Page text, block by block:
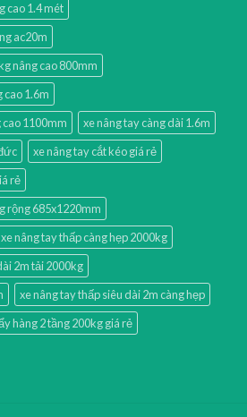
cao 1.4 mét
ac20m
nâng cao 800mm
cao 1.6m
cao 1100mm
xe nâng tay càng dài 1.6m
xe nâng tay cắt kéo giá rẻ
rẻ
rộng 685x1220mm
xe nâng tay thấp càng hẹp 2000kg
2m tải 2000kg
xe nâng tay thấp siêu dài 2m càng hẹp
hàng 2 tầng 200kg giá rẻ